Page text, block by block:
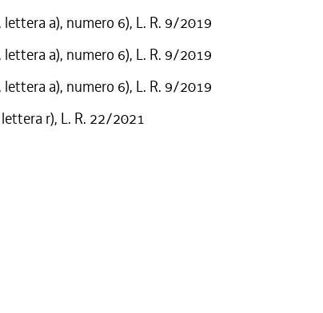
a), numero 6), L. R. 9/2019
a), numero 6), L. R. 9/2019
a), numero 6), L. R. 9/2019
r), L. R. 22/2021